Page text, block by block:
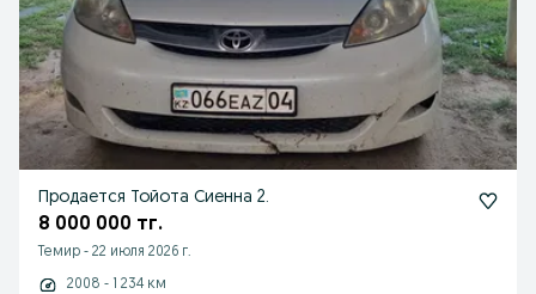
Продается Тойота Сиенна 2.
8 000 000 тг.
Темир - 22 июля 2026 г.
2008 - 1 234 км